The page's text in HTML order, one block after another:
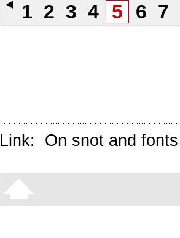
1 2 3 4 5 6 7
Link: On snot and fonts